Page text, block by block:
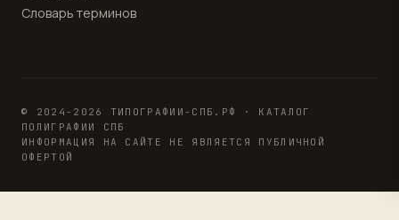
Словарь терминов
© 2024-2026 ТИПОГРАФИИ-СПБ.РФ · КАТАЛОГ
ПОЛИГРАФИИ СПБ
ИНФОРМАЦИЯ НА САЙТЕ НЕ ЯВЛЯЕТСЯ ПУБЛИЧНОЙ
ОФЕРТОЙ